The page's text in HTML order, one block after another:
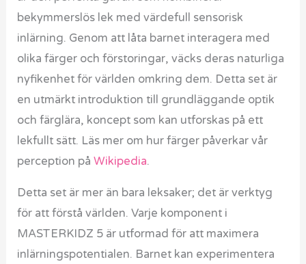
bekymmerslös lek med värdefull sensorisk
inlärning. Genom att låta barnet interagera med
olika färger och förstoringar, väcks deras naturliga
nyfikenhet för världen omkring dem. Detta set är
en utmärkt introduktion till grundläggande optik
och färglära, koncept som kan utforskas på ett
lekfullt sätt. Läs mer om hur färger påverkar vår
perception påWikipedia.
Detta set är mer än bara leksaker; det är verktyg
för att förstå världen. Varje komponent i
MASTERKIDZ 5 är utformad för att maximera
inlärningspotentialen. Barnet kan experimentera